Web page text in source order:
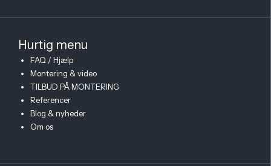
Hurtig menu
FAQ / Hjælp
Montering & video
TILBUD PÅ MONTERING
Referencer
Blog & nyheder
Om os